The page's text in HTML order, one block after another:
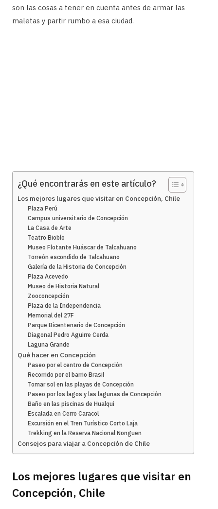
son las cosas a tener en cuenta antes de armar las
maletas y partir rumbo a esa ciudad.
¿Qué encontrarás en este artículo?
Los mejores lugares que visitar en Concepción, Chile
Plaza Perú
Campus universitario de Concepción
La Casa de Arte
Teatro Biobío
Museo Flotante Huáscar de Talcahuano
Torreón escondido de Talcahuano
Galería de la Historia de Concepción
Plaza Acevedo
Museo de Historia Natural
Zooconcepción
Plaza de la Independencia
Memorial del 27F
Parque Bicentenario de Concepción
Diagonal Pedro Aguirre Cerda
Laguna Grande
Qué hacer en Concepción
Paseo por el centro de Concepción
Recorrido por el barrio Brasil
Tomar sol en las playas de Concepción
Paseo por los lagos y las lagunas de Concepción
Baño en las piscinas de Hualqui
Escalada en Cerro Caracol
Excursión en el Tren Turístico Corto Laja
Trekking en la Reserva Nacional Nonguen
Consejos para viajar a Concepción de Chile
Los mejores lugares que visitar en
Concepción, Chile